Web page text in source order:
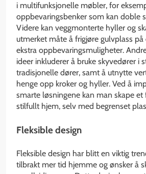
i multifunksjonelle møbler, for
oppbevaringsbenker som kan doble
Videre kan veggmonterte hyller og
utmerket måte å frigjøre gulvplass
ekstra oppbevaringsmuligheter.
ideer inkluderer å bruke skyvedører i
tradisjonelle dører, samt å utnytte
henge opp kroker og hyller. Ved å
smarte løsningene kan man skape
stilfullt hjem, selv med begrenset
Fleksible design
Fleksible design har blitt en viktig
tilbrakt mer tid hjemme og ønsker å